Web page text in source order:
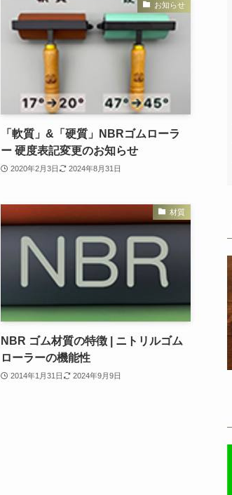
お知らせ
「軟質」&「硬質」NBRゴムローラ
ー 硬度表記変更のお知らせ
2020年2月3日 2024年8月31日
材質
NBR ゴム材質の特徴 | ニトリルゴム
ローラーの機能性
2014年1月31日 2024年9月9日